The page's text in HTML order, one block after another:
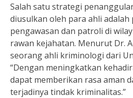
Salah satu strategi
diusulkan oleh para ahli
pengawasan dan patroli di
rawan kejahatan. Menurut Dr.
seorang ahli kriminologi dari
“Dengan meningkatkan
dapat memberikan rasa aman
terjadinya tindak kriminalitas.”